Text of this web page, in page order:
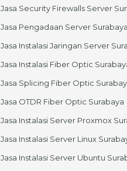
Jasa Security Firewalls Server
Jasa Pengadaan Server Surabaya
Jasa Instalasi Jaringan Server
Jasa Instalasi Fiber Optic
Jasa Splicing Fiber Optic
Jasa OTDR Fiber Optic Surabaya
Jasa Instalasi Server Proxmox
Jasa Instalasi Server Linux
Jasa Instalasi Server Ubuntu